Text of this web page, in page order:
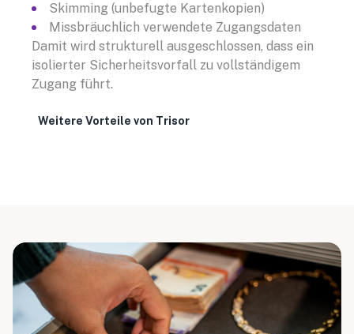
Skimming (unbefugte Kartenkopien)
Missbräuchlich verwendete Zugangsdaten
Damit wird strukturell ausgeschlossen, dass ein
isolierter Sicherheitsvorfall zu vollständigem
Zugang führt.
Weitere Vorteile von Trisor